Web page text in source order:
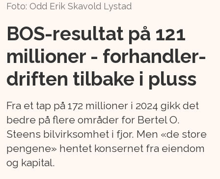
Foto: Odd Erik Skavold Lystad
BOS-resultat på 121
millioner - forhandler-
driften tilbake i pluss
Fra et tap på 172 millioner i 2024 gikk det
bedre på flere områder for Bertel O.
Steens bilvirksomhet i fjor. Men «de store
pengene» hentet konsernet fra eiendom
og kapital.